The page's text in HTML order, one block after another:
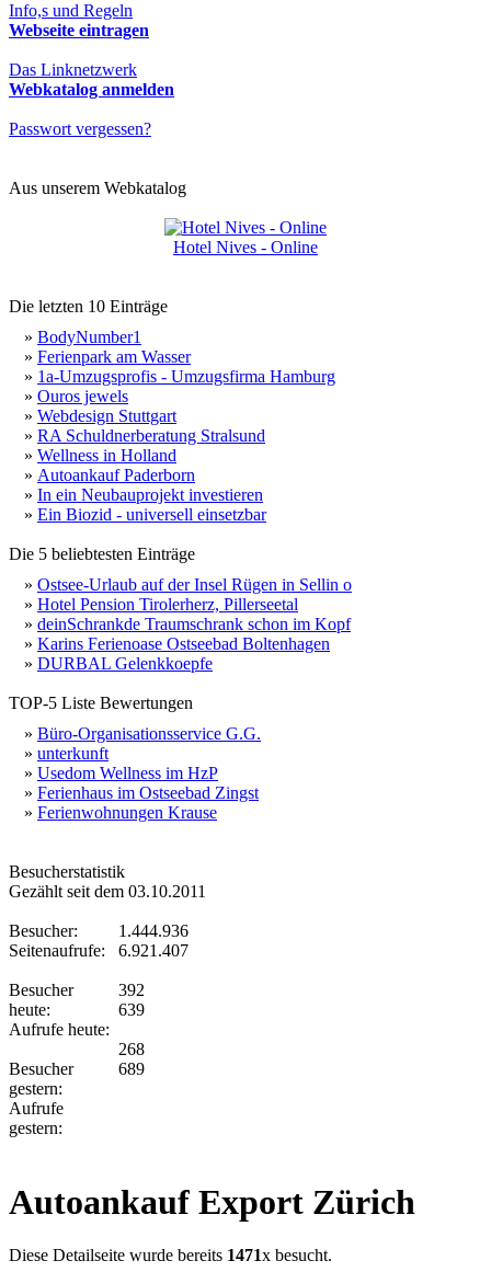
Info,s und Regeln
Webseite eintragen
Das Linknetzwerk
Webkatalog anmelden
Passwort vergessen?
Aus unserem Webkatalog
Hotel Nives - Online
Die letzten 10 Einträge
» BodyNumber1
» Ferienpark am Wasser
» 1a-Umzugsprofis - Umzugsfirma Hamburg
» Ouros jewels
» Webdesign Stuttgart
» RA Schuldnerberatung Stralsund
» Wellness in Holland
» Autoankauf Paderborn
» In ein Neubauprojekt investieren
» Ein Biozid - universell einsetzbar
Die 5 beliebtesten Einträge
» Ostsee-Urlaub auf der Insel Rügen in Sellin o
» Hotel Pension Tirolerherz, Pillerseetal
» deinSchrankde Traumschrank schon im Kopf
» Karins Ferienoase Ostseebad Boltenhagen
» DURBAL Gelenkkoepfe
TOP-5 Liste Bewertungen
» Büro-Organisationsservice G.G.
» unterkunft
» Usedom Wellness im HzP
» Ferienhaus im Ostseebad Zingst
» Ferienwohnungen Krause
Besucherstatistik
Gezählt seit dem 03.10.2011
Besucher:
Seitenaufrufe:
Besucher
heute:
Aufrufe heute:
Besucher
gestern:
Aufrufe
gestern:
1.444.936
6.921.407
392
639
268
689
Autoankauf Export Zürich
Diese Detailseite wurde bereits 1471x besucht.